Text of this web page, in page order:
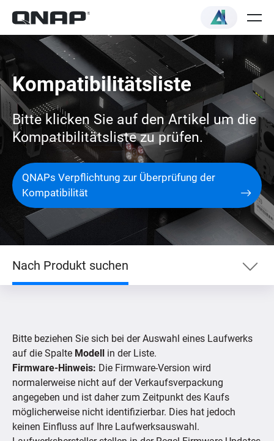
Kompatibilitätsliste
Bitte klicken Sie auf den Artikel um die
Kompatibilitätsliste zu prüfen.
QNAPs Verpflichtung zur Überprüfung der
Kompatibilität
Nach Produkt suchen
Nach Gerät suchen
Unterstützte IP-Kameras
Bitte beziehen Sie sich bei der Auswahl eines Laufwerks
auf die Spalte Modell in der Liste.
Firmware-Hinweis: Die Firmware-Version wird
normalerweise nicht auf der Verkaufsverpackung
angegeben und ist daher zum Zeitpunkt des Kaufs
möglicherweise nicht identifizierbar. Dies hat jedoch
keinen Einfluss auf Ihre Laufwerksauswahl.